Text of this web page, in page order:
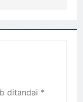
ditandai *